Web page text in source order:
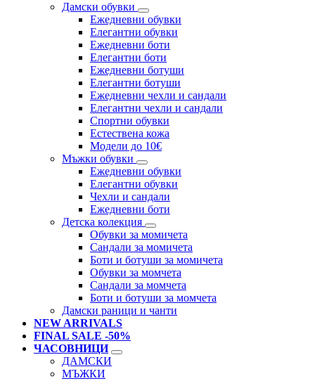
Дамски обувки
Eжедневни обувки
Eлегантни обувки
Eжедневни боти
Eлегантни боти
Eжедневни ботуши
Eлегантни ботуши
Ежедневни чехли и сандали
Елегантни чехли и сандали
Спортни обувки
Естествена кожа
Модели до 10€
Мъжки обувки
Ежедневни обувки
Елегантни обувки
Чехли и сандали
Ежедневни боти
Детска колекция
Обувки за момичета
Сандали за момичета
Боти и ботуши за момичета
Обувки за момчета
Сандали за момчета
Боти и ботуши за момчета
Дамски раници и чанти
NEW ARRIVALS
FINAL SALE -50%
ЧАСОВНИЦИ
ДАМСКИ
МЪЖКИ